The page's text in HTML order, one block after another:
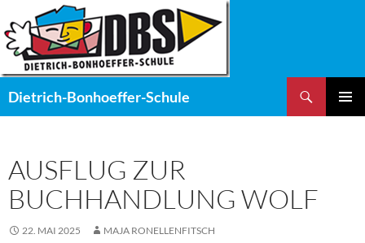
Inhalt
springen
Dietrich-Bonhoeffer-Schule
AUSFLUG ZUR
BUCHHANDLUNG WOLF
22. MAI 2025 MAJA RONELLENFITSCH